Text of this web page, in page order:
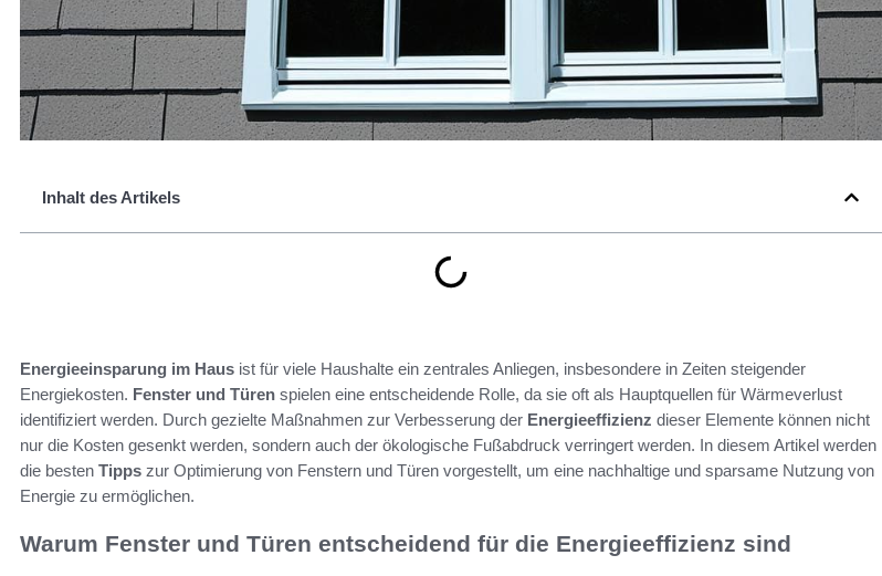
Inhalt des Artikels
Energieeinsparung im Haus ist für viele Haushalte ein zentrales Anliegen, insbesondere in Zeiten steigender
Energiekosten. Fenster und Türen spielen eine entscheidende Rolle, da sie oft als Hauptquellen für Wärmeverlust
identifiziert werden. Durch gezielte Maßnahmen zur Verbesserung der Energieeffizienz dieser Elemente können nicht
nur die Kosten gesenkt werden, sondern auch der ökologische Fußabdruck verringert werden. In diesem Artikel werden
die besten Tipps zur Optimierung von Fenstern und Türen vorgestellt, um eine nachhaltige und sparsame Nutzung von
Energie zu ermöglichen.
Warum Fenster und Türen entscheidend für die Energieeffizienz sind